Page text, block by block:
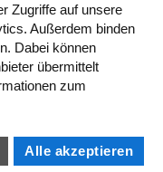
Zugriffe auf unsere
Außerdem binden
Dabei können
übermittelt
zum
Alle akzeptieren